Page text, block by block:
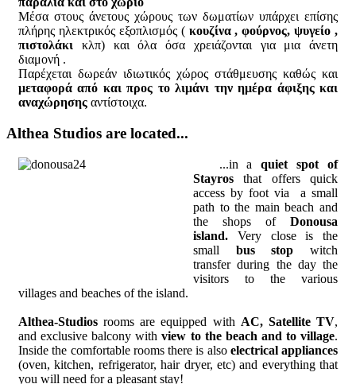
Μέσα στους άνετους χώρους των δωματίων υπάρχει επίσης
πλήρης ηλεκτρικός εξοπλισμός ( κουζίνα , φούρνος, ψυγείο ,
πιστολάκι κλπ) και όλα όσα χρειάζονται για μια άνετη
διαμονή .
Παρέχεται δωρεάν ιδιωτικός χώρος στάθμευσης καθώς και
μεταφορά από και προς το λιμάνι την ημέρα άφιξης και
αναχώρησης αντίστοιχα.
Althea Studios are located...
...in aquiet spot of
Stayros that offers quick
access by foot via a small
path to the main beach and
the shops of Donousa
island. Very close is the
small bus stop witch
transfer during the day the
visitors to the various
villages and beaches of the island.
Althea-Studios rooms are equipped with AC, Satellite TV,
and exclusive balcony withview to the beach and to village.
Inside the comfortable rooms there is also electrical appliances
(oven, kitchen, refrigerator, hair dryer, etc) and everything that
you will need for a pleasant stay!